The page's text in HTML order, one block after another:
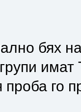
бях
проба го